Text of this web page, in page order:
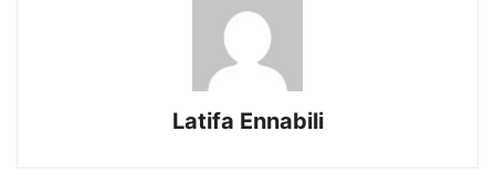
Latifa Ennabili